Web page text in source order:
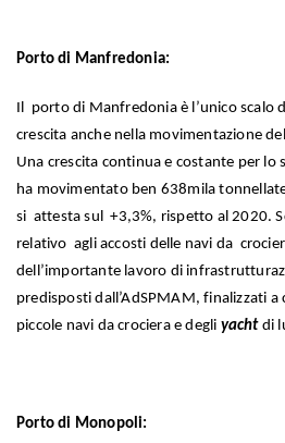
Porto di Manfredonia:
Il porto di Manfredonia è l’unico scalo
crescita anche nella movimentazione
Una crescita continua e costante per lo
ha movimentato ben 638mila
si attesta sul +3,3%, rispetto al 2020.
relativo agli accosti delle navi da
dell’importante lavoro di
predisposti dall’AdSPMAM, finalizzati
piccole navi da crociera e degli yachtdi
Porto di Monopoli: